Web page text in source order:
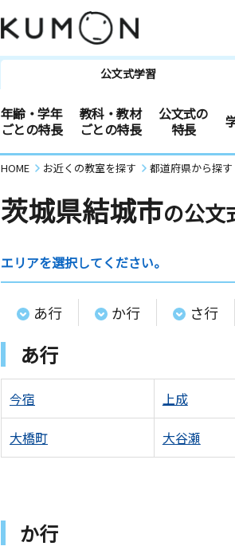
公文式学習
年齢・学年
ごとの特長
教科・教材
ごとの特長
公文式の
特長
HOME お近くの教室を探す 都道府県から探す
茨城県結城市の公文
エリアを選択してください。
あ行 か行 さ行
あ行
今宿 上成
大橋町 大谷瀬
か行